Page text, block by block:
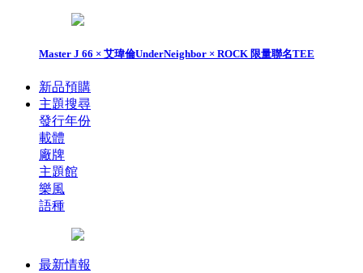
Master J 66 × 艾瑋倫UnderNeighbor × ROCK 限量聯名TEE
新品預購
主題搜尋
發行年份
載體
廠牌
主題館
樂風
語種
最新情報